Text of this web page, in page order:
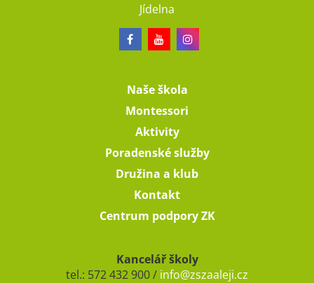
Jídelna
Naše škola
Montessori
Aktivity
Poradenské služby
Družina a klub
Kontakt
Centrum podpory ZK
Kancelář školy
tel.: 572 432 900 / info@zszaaleji.cz